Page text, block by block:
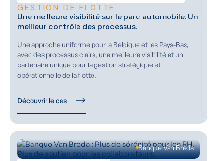
GESTION DE FLOTTE
Une meilleure visibilité sur le parc automobile. Un
meilleur contrôle des processus.
Une approche uniforme pour la Belgique et les Pays-Bas,
avec des processus clairs, une meilleure visibilité et un
partenaire unique pour la gestion stratégique et
opérationnelle de la flotte.
Découvrir le cas
Banque Van Breda